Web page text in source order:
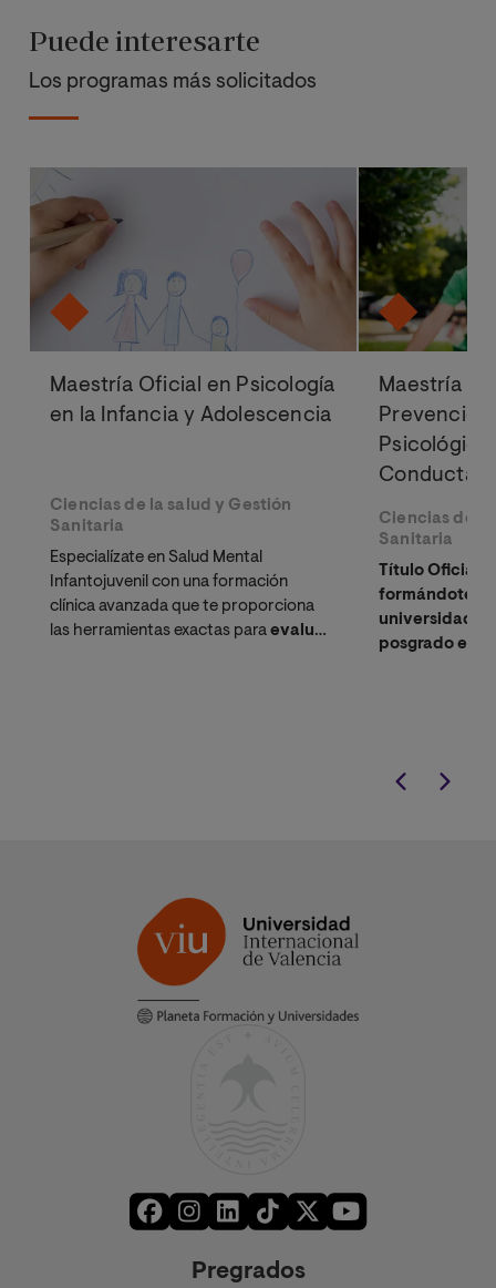
Puede interesarte
Los programas más solicitados
Maestría Oficial en Psicología
en la Infancia y Adolescencia
Ciencias de la salud y Gestión
Sanitaria
Especialízate en Salud Mental
Infantojuvenil con una formación
clínica avanzada que te proporciona
las herramientas exactas paraevaluar,
Maestría
Psicológica
Conducta
Ciencias de
Sanitaria
Título Oficial
formándote
universidad
posgrado
Pregrados